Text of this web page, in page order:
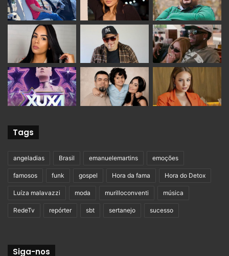
Tags
angeladias Brasil emanuelemartins emoções
famosos funk gospel Hora da fama Hora do Detox
Luíza malavazzi moda murilloconventi música
RedeTv repórter sbt sertanejo sucesso
Siga-nos